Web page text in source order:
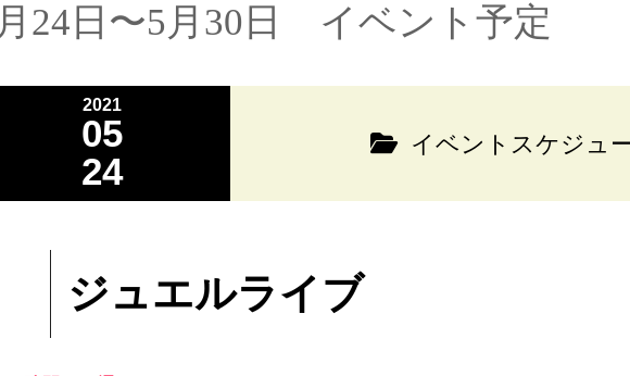
24日〜5月30日 イベント予定
2021
05
24
イベントスケジュ
ジュエルライブ